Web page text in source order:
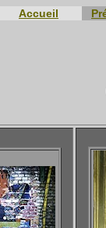
Accueil